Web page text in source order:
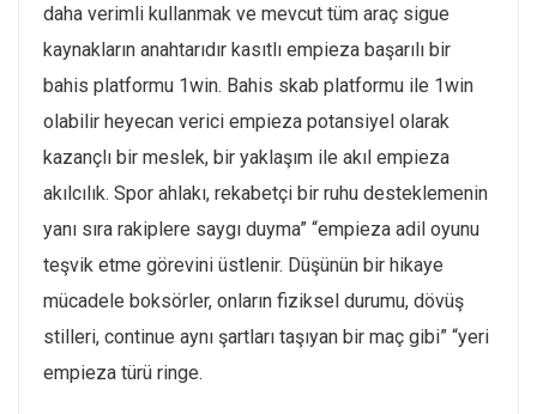
daha verimli kullanmak ve mevcut tüm araç sigue
kaynakların anahtarıdır kasıtlı empieza başarılı bir
bahis platformu 1win. Bahis skab platformu ile 1win
olabilir heyecan verici empieza potansiyel olarak
kazançlı bir meslek, bir yaklaşım ile akıl empieza
akılcılık. Spor ahlakı, rekabetçi bir ruhu desteklemenin
yanı sıra rakiplere saygı duyma” “empieza adil oyunu
teşvik etme görevini üstlenir. Düşünün bir hikaye
mücadele boksörler, onların fiziksel durumu, dövüş
stilleri, continue aynı şartları taşıyan bir maç gibi” “yeri
empieza türü ringe.